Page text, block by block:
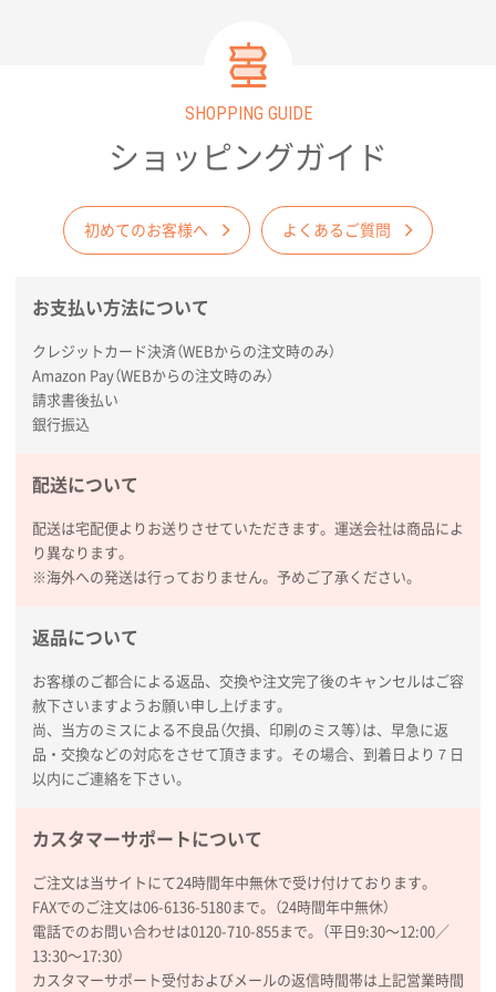
SHOPPING GUIDE
ショッピングガイド
初めてのお客様へ よくあるご質問
お支払い方法について
クレジットカード決済（WEBからの注文時のみ）
Amazon Pay（WEBからの注文時のみ）
請求書後払い
銀行振込
配送について
配送は宅配便よりお送りさせていただきます。運送会社は商品によ
り異なります。
※海外への発送は行っておりません。予めご了承ください。
返品について
お客様のご都合による返品、交換や注文完了後のキャンセルはご容
赦下さいますようお願い申し上げます。
尚、当方のミスによる不良品（欠損、印刷のミス等）は、早急に返
品・交換などの対応をさせて頂きます。その場合、到着日より７日
以内にご連絡を下さい。
カスタマーサポートについて
ご注文は当サイトにて24時間年中無休で受け付けております。
FAXでのご注文は06-6136-5180まで。（24時間年中無休）
電話でのお問い合わせは0120-710-855まで。（平日9:30〜12:00／
13:30〜17:30）
カスタマーサポート受付およびメールの返信時間帯は上記営業時間